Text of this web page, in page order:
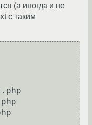
(а иногда и не
с таким